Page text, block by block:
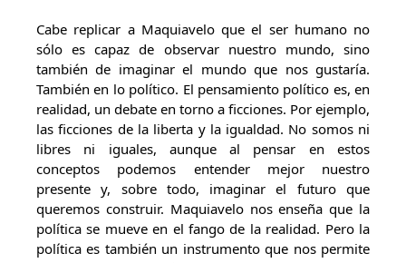
Cabe replicar a Maquiavelo que el ser humano no
sólo es capaz de observar nuestro mundo, sino
también de imaginar el mundo que nos gustaría.
También en lo político. El pensamiento político es, en
realidad, un debate en torno a ficciones. Por ejemplo,
las ficciones de la liberta y la igualdad. No somos ni
libres ni iguales, aunque al pensar en estos
conceptos podemos entender mejor nuestro
presente y, sobre todo, imaginar el futuro que
queremos construir. Maquiavelo nos enseña que la
política se mueve en el fango de la realidad. Pero la
política es también un instrumento que nos permite